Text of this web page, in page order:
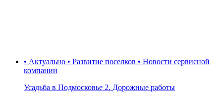
• Актуально • Развитие поселков • Новости сервисной
компании
Усадьба в Подмосковье 2. Дорожные работы